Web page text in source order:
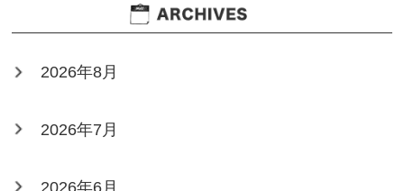
2026年8月
2026年7月
2026年6月